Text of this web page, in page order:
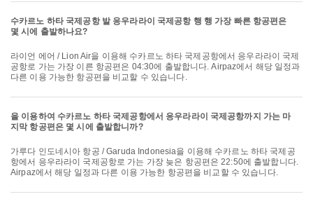
수카르노 하타 국제공항 발 응우라라이 국제공항 행 행 가장 빠른 항공편은
몇 시에 출발하나요?
라이언 에어 / Lion Air을 이용해 수카르노 하타 국제공항에서 응우라라이 국제
공항로 가는 가장 이른 항공편은 04:30에 출발합니다. Airpaz에서 해당 일정과
다른 이용 가능한 항공편을 비교할 수 있습니다.
을 이용하여 수카르노 하타 국제공항에서 응우라라이 국제공항까지 가는 마
지막 항공편은 몇 시에 출발합니까?
가루다 인도네시아 항공 / Garuda Indonesia을 이용해 수카르노 하타 국제공
항에서 응우라라이 국제공항로 가는 가장 늦은 항공편은 22:50에 출발합니다.
Airpaz에서 해당 일정과 다른 이용 가능한 항공편을 비교할 수 있습니다.